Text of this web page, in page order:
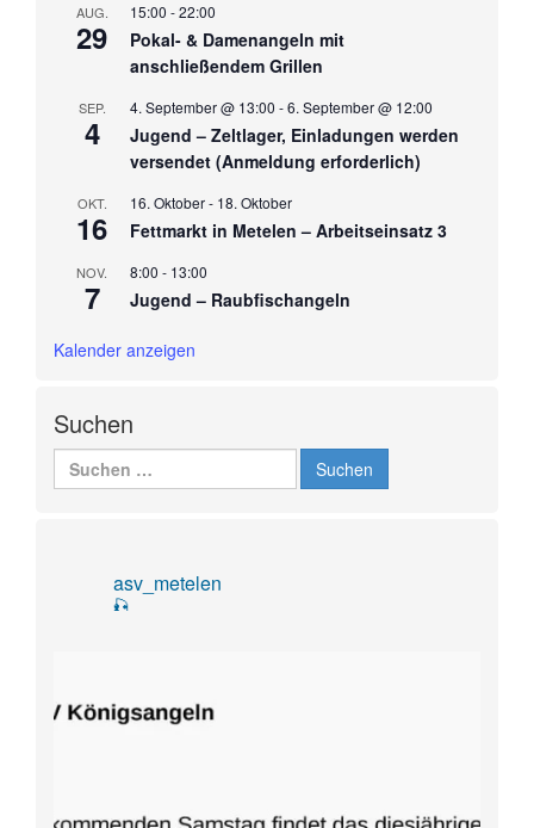
AUG.
29
15:00 -22:00
Pokal- & Damenangeln mit
anschließendem Grillen
SEP.
4
4. September @ 13:00 -6. September @ 12:00
Jugend – Zeltlager, Einladungen werden
versendet (Anmeldung erforderlich)
OKT.
16
16. Oktober- 18. Oktober
Fettmarkt in Metelen – Arbeitseinsatz 3
NOV.
7
8:00 - 13:00
Jugend – Raubfischangeln
Kalender anzeigen
Suchen
nach:
asv_metelen
🎣